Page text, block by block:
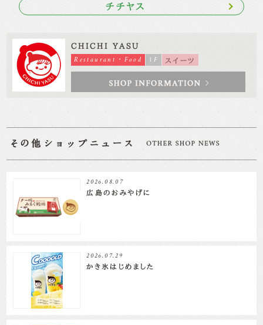
チチヤス
CHICHI YASU
Restaurant・Food 1F スイーツ
2026.08.07
広島のおみやげに
2026.07.29
かき氷はじめました